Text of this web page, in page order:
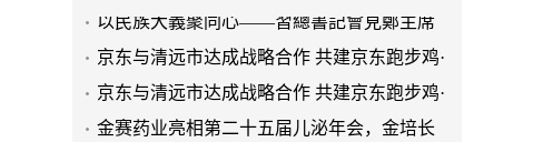
提出兩岸關系四點重要意見
京东与清远市达成战略合作 共建京东跑步鸡·
清远鸡标准体系
京东与清远市达成战略合作 共建京东跑步鸡·
清远鸡标准体系
金赛药业亮相第二十五届儿泌年会，金培长
效生长激素成临床优选
天空实业与香港理工大学筹建载人通航飞机